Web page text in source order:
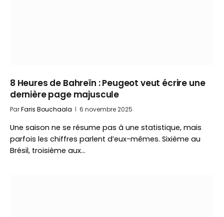
8 Heures de Bahreïn : Peugeot veut écrire une
dernière page majuscule
ParFaris Bouchaala 6 novembre 2025
Une saison ne se résume pas à une statistique, mais
parfois les chiffres parlent d’eux-mêmes. Sixième au
Brésil, troisième aux…